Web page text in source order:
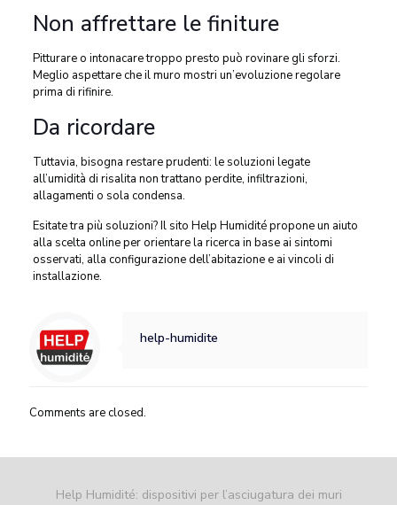
Non affrettare le finiture
Pitturare o intonacare troppo presto può rovinare gli sforzi.
Meglio aspettare che il muro mostri un’evoluzione regolare
prima di rifinire.
Da ricordare
Tuttavia, bisogna restare prudenti: le soluzioni legate
all’umidità di risalita non trattano perdite, infiltrazioni,
allagamenti o sola condensa.
Esitate tra più soluzioni? Il sito Help Humidité propone un aiuto
alla scelta online per orientare la ricerca in base ai sintomi
osservati, alla configurazione dell’abitazione e ai vincoli di
installazione.
help-humidite
Comments are closed.
Help Humidité: dispositivi per l’asciugatura dei muri